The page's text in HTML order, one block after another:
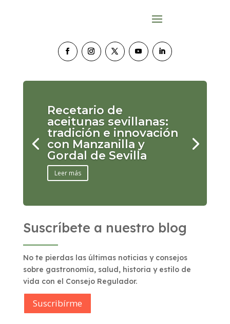
Recetario de
aceitunas sevillanas:
tradición e innovación
con Manzanilla y
Gordal de Sevilla
Leer más
Suscríbete a nuestro blog
No te pierdas las últimas noticias y consejos
sobre gastronomía, salud, historia y estilo de
vida con el Consejo Regulador.
Suscribírme